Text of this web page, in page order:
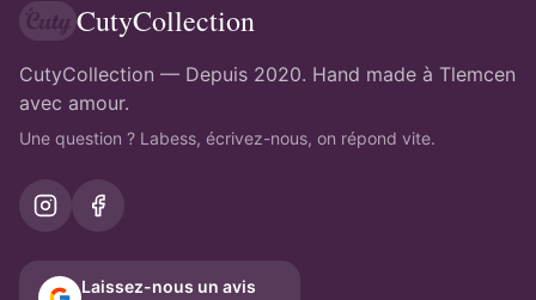
CutyCollection
CutyCollection — Depuis 2020. Hand made à Tlemcen
avec amour.
Une question ? Labess, écrivez-nous, on répond vite.
Laissez-nous un avis